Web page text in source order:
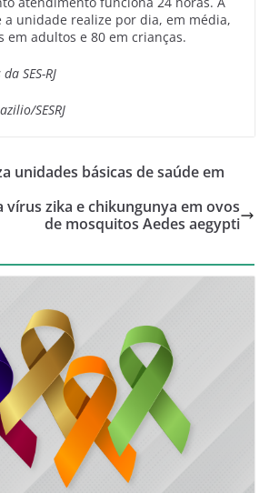
a unidade realize por dia, em média,
em adultos e 80 em crianças.
SES-RJ
SESRJ
unidades básicas de saúde em
vírus zika e chikungunya em ovos
de mosquitos Aedes aegypti